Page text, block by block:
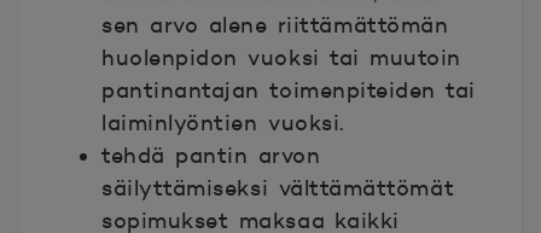
sen arvo alene riittämättömän
huolenpidon vuoksi tai muutoin
pantinantajan toimenpiteiden tai
laiminlyöntien vuoksi.
tehdä pantin arvon
säilyttämiseksi välttämättömät
sopimukset maksaa kaikki